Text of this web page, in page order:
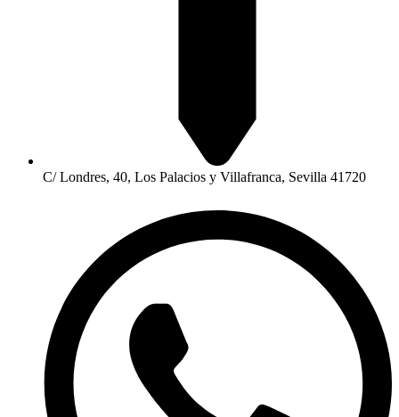
C/ Londres, 40, Los Palacios y Villafranca, Sevilla 41720